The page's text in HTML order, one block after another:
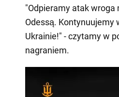
"Odpieramy atak wroga
Odessą. Kontynuujemy
Ukrainie!" - czytamy w
nagraniem.